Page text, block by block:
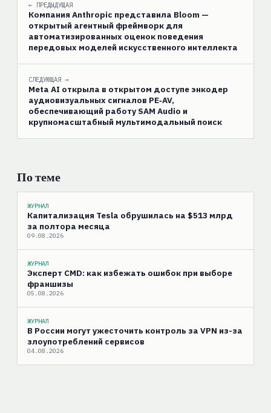
← ПРЕДЫДУЩАЯ
Компания Anthropic представила Bloom —
открытый агентный фреймворк для
автоматизированных оценок поведения
передовых моделей искусственного интеллекта
СЛЕДУЮЩАЯ →
Meta AI открыла в открытом доступе энкодер
аудиовизуальных сигналов PE‑AV,
обеспечивающий работу SAM Audio и
крупномасштабный мультимодальный поиск
По теме
ЖУРНАЛ
Капитализация Tesla обрушилась на $513 млрд
за полтора месяца
09.08.2026
ЖУРНАЛ
Эксперт CMD: как избежать ошибок при выборе
франшизы
05.08.2026
ЖУРНАЛ
В России могут ужесточить контроль за VPN из-за
злоупотреблений сервисов
04.08.2026